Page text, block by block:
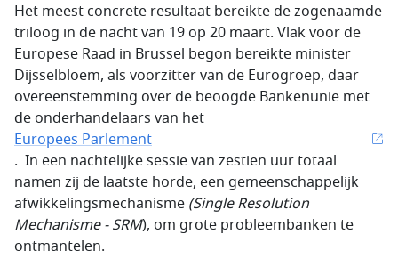
Het meest concrete resultaat bereikte de zogenaamde
triloog in de nacht van 19 op 20 maart. Vlak voor de
Europese Raad in Brussel begon bereikte minister
Dijsselbloem, als voorzitter van de Eurogroep, daar
overeenstemming over de beoogde Bankenunie met
de onderhandelaars van het
Europees Parlement
. In een nachtelijke sessie van zestien uur totaal
namen zij de laatste horde, een gemeenschappelijk
afwikkelingsmechanisme (Single Resolution
Mechanisme- SRM), om grote probleembanken te
ontmantelen.